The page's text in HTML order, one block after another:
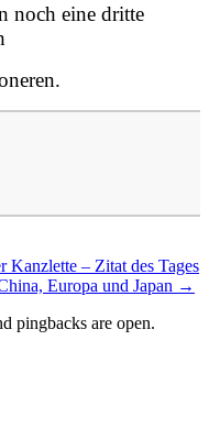
noch eine dritte
Kanzlette – Zitat des Tages
Europa und Japan →
pingbacks are open.